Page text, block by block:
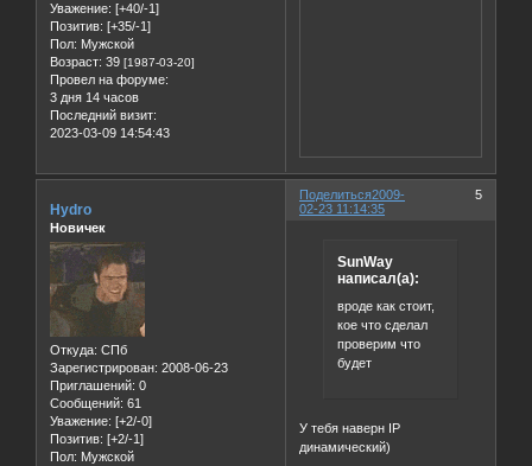
Уважение: [+40/-1]
Позитив: [+35/-1]
Пол: Мужской
Возраст: 39 [1987-03-20]
Провел на форуме:
3 дня 14 часов
Последний визит:
2023-03-09 14:54:43
Поделиться 5
2009-
02-23 11:14:35
Hydro
Новичек
Откуда: СПб
Зарегистрирован: 2008-06-23
Приглашений: 0
Сообщений: 61
Уважение: [+2/-0]
Позитив: [+2/-1]
Пол: Мужской
SunWay
написал(а):
вроде как стоит,
кое что сделал
проверим что
будет
У тебя наверн IP
динамический)